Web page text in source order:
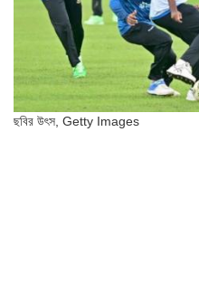
ছবির উৎস, Getty Images